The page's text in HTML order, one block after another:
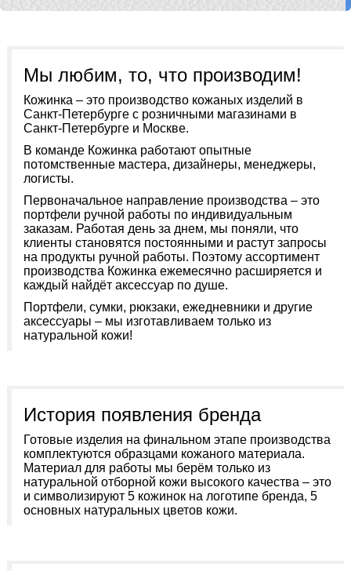
Мы любим, то, что производим!
Кожинка – это производство кожаных изделий в
Санкт-Петербурге с розничными магазинами в
Санкт-Петербурге и Москве.
В команде Кожинка работают опытные
потомственные мастера, дизайнеры, менеджеры,
логисты.
Первоначальное направление производства – это
портфели ручной работы по индивидуальным
заказам. Работая день за днем, мы поняли, что
клиенты становятся постоянными и растут запросы
на продукты ручной работы. Поэтому ассортимент
производства Кожинка ежемесячно расширяется и
каждый найдёт аксессуар по душе.
Портфели, сумки, рюкзаки, ежедневники и другие
аксессуары – мы изготавливаем только из
натуральной кожи!
История появления бренда
Готовые изделия на финальном этапе производства
комплектуются образцами кожаного материала.
Материал для работы мы берём только из
натуральной отборной кожи высокого качества – это
и символизируют 5 кожинок на логотипе бренда, 5
основных натуральных цветов кожи.